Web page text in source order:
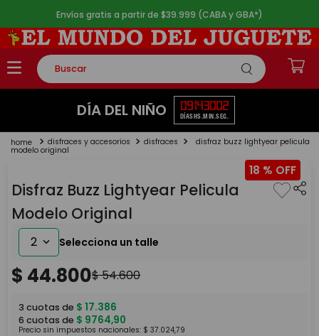
Envíos gratis a partir de $39.999 (CABA y GBA*)
Buscar
TÉRMINOS MÁS BUSCADOS
2.
lego
4.
monopatin
5. toy story
DÍA DEL NIÑO 09
DÍAS
14
HS.
30
MIN.
02
SEG.
disfraces y accesorios disfraces disfraz buzz lightyear pelicula
modelo original
18 %
Disfraz Buzz Lightyear Pelicula
Modelo Original
2
$ 44.800$54.600
3 cuotas de $ 17.386
6 cuotas de $ 9764,90
Precio sin impuestos nacionales: $ 37.024,79